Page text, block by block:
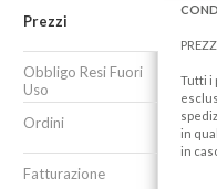
Prezzi
Obbligo Resi Fuori
Uso
Ordini
Fatturazione
Tutti i
in
in